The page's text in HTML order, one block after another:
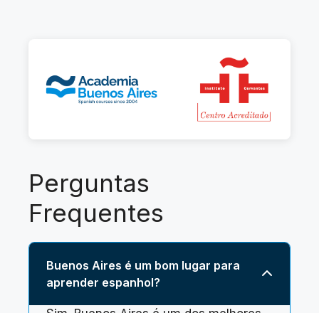
Perguntas
Frequentes
Buenos Aires é um bom lugar para
aprender espanhol?